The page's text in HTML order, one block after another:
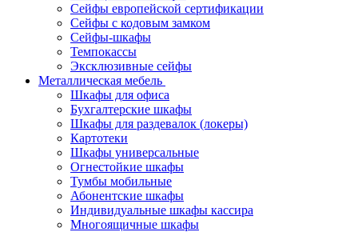
Сейфы европейской сертификации
Сейфы с кодовым замком
Сейфы-шкафы
Темпокассы
Эксклюзивные сейфы
Металлическая мебель
Шкафы для офиса
Бухгалтерские шкафы
Шкафы для раздевалок (локеры)
Картотеки
Шкафы универсальные
Огнестойкие шкафы
Тумбы мобильные
Абонентские шкафы
Индивидуальные шкафы кассира
Многоящичные шкафы